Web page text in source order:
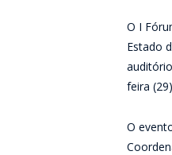
O I
Estado
feira
O